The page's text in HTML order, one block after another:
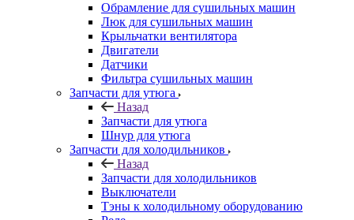
Обрамление для сушильных машин
Люк для сушильных машин
Крыльчатки вентилятора
Двигатели
Датчики
Фильтра сушильных машин
Запчасти для утюга
Назад
Запчасти для утюга
Шнур для утюга
Запчасти для холодильников
Назад
Запчасти для холодильников
Выключатели
Тэны к холодильному оборудованию